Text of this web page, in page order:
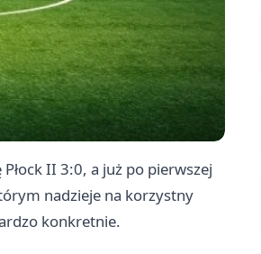
Płock II 3:0, a już po pierwszej
nadzieje na korzystny
konkretnie.